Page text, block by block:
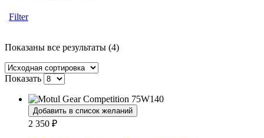
Filter
Показаны все результаты (4)
Показать
Добавить в список желаний
2 350 ₽